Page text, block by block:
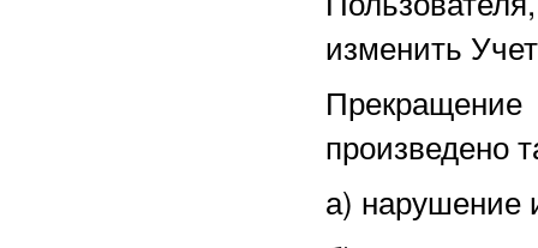
изменить
произведено
а) нарушение